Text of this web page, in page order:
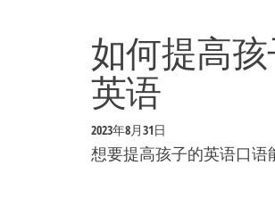
如何提高
英语
2023年8月31日
想要提高孩子的英语口语